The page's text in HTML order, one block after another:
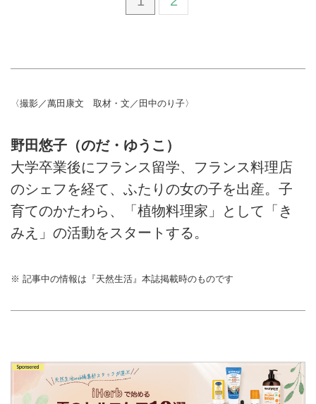
〈撮影／萬田康文 取材・文／田中のり子〉
野田悠子（のだ・ゆうこ）
大学卒業後にフランス留学、フランス料理店
のシェフを経て、ふたりの女の子を出産。子
育てのかたわら、「植物料理家」として「き
みえ」の活動をスタートする。
※ 記事中の情報は『天然生活』本誌掲載時のものです